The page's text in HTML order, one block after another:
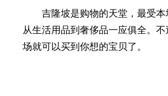
吉隆坡是购物的天堂，最受
从生活用品到奢侈品一应俱全。
场就可以买到你想的宝贝了。